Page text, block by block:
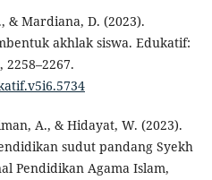
& Mardiana, D. (2023).
akhlak siswa. Edukatif:
A., & Hidayat, W. (2023).
sudut pandang Syekh
Pendidikan Agama Islam,